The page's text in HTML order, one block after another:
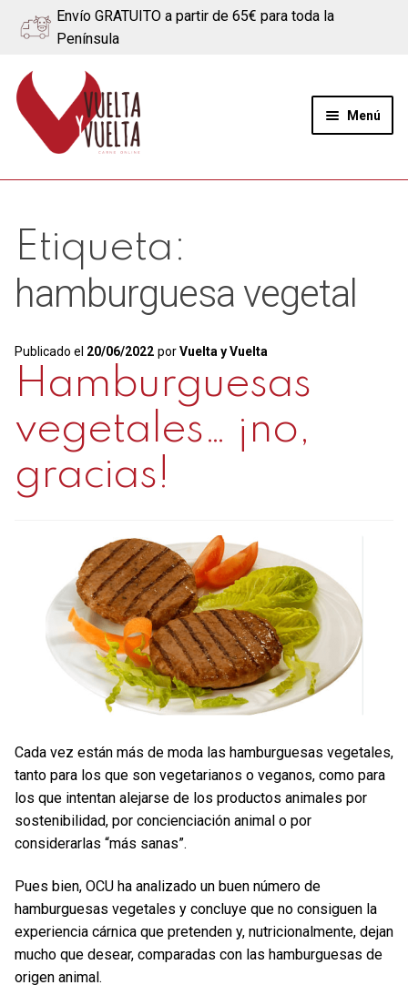
Envío GRATUITO a partir de 65€ para toda la
Península
Ir
a
navegación
Ir
al
contenido
Menú
Quiénes somos
Ternera
Cerdo
Contacto
Mi cuenta
Etiqueta:
hamburguesa vegetal
Publicado el 20/06/2022 porVuelta y Vuelta
Hamburguesas
vegetales… ¡no,
gracias!
Cada vez están más de moda las hamburguesas vegetales,
tanto para los que son vegetarianos o veganos, como para
los que intentan alejarse de los productos animales por
sostenibilidad, por concienciación animal o por
considerarlas “más sanas”.
Pues bien, OCU ha analizado un buen número de
hamburguesas vegetales y concluye que no consiguen la
experiencia cárnica que pretenden y, nutricionalmente, dejan
mucho que desear, comparadas con las hamburguesas de
origen animal.